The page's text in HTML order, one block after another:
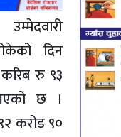
दिन
रु ९३
छ ।
करोड ९०